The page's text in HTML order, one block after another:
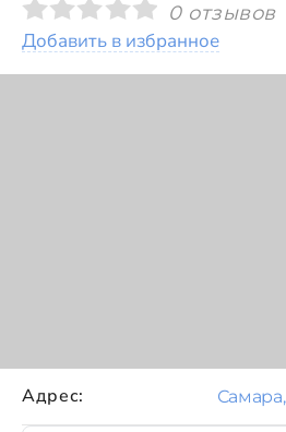
0 отзывов
Добавить в избранное
Адрес: